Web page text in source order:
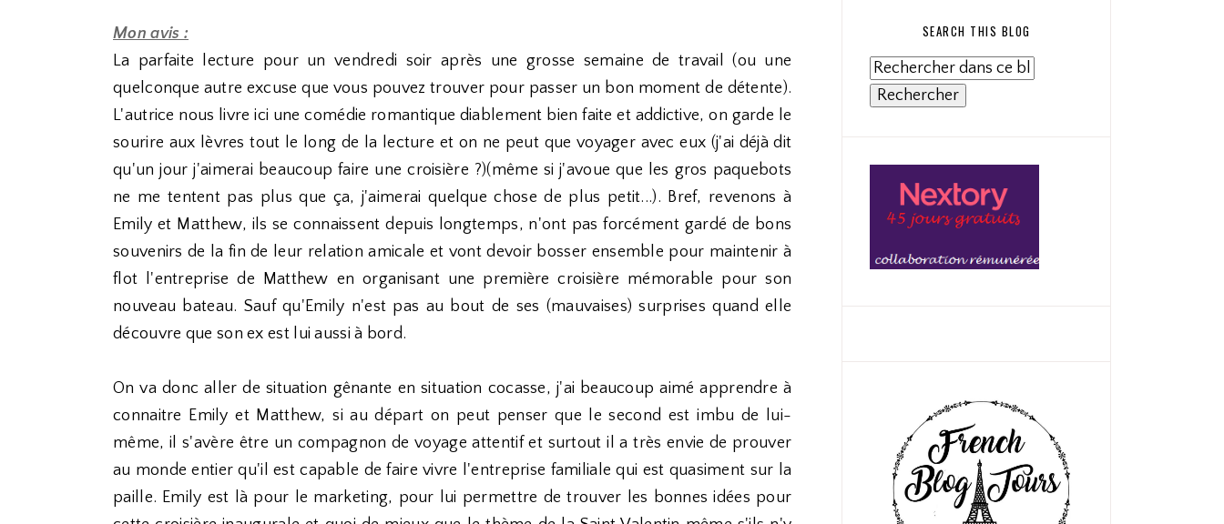
Mon avis :
La parfaite lecture pour un vendredi soir après une grosse semaine de travail (ou une
quelconque autre excuse que vous pouvez trouver pour passer un bon moment de détente).
L'autrice nous livre ici une comédie romantique diablement bien faite et addictive, on garde le
sourire aux lèvres tout le long de la lecture et on ne peut que voyager avec eux (j'ai déjà dit
qu'un jour j'aimerai beaucoup faire une croisière ?)(même si j'avoue que les gros paquebots
ne me tentent pas plus que ça, j'aimerai quelque chose de plus petit...). Bref, revenons à
Emily et Matthew, ils se connaissent depuis longtemps, n'ont pas forcément gardé de bons
souvenirs de la fin de leur relation amicale et vont devoir bosser ensemble pour maintenir à
flot l'entreprise de Matthew en organisant une première croisière mémorable pour son
nouveau bateau. Sauf qu'Emily n'est pas au bout de ses (mauvaises) surprises quand elle
découvre que son ex est lui aussi à bord.
On va donc aller de situation gênante en situation cocasse, j'ai beaucoup aimé apprendre à
connaitre Emily et Matthew, si au départ on peut penser que le second est imbu de lui-
même, il s'avère être un compagnon de voyage attentif et surtout il a très envie de prouver
au monde entier qu'il est capable de faire vivre l'entreprise familiale qui est quasiment sur la
paille. Emily est là pour le marketing, pour lui permettre de trouver les bonnes idées pour
SEARCH THIS BLOG